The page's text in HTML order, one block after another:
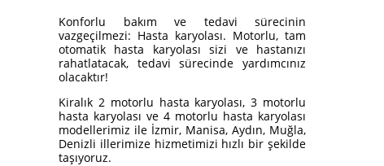
Konforlu bakım ve tedavi sürecinin
vazgeçilmezi: Hasta karyolası. Motorlu, tam
otomatik hasta karyolası sizi ve hastanızı
rahatlatacak, tedavi sürecinde yardımcınız
olacaktır!
Kiralık 2 motorlu hasta karyolası, 3 motorlu
hasta karyolası ve 4 motorlu hasta karyolası
modellerimiz ile İzmir, Manisa, Aydın, Muğla,
Denizli illerimize hizmetimizi hızlı bir şekilde
taşıyoruz.